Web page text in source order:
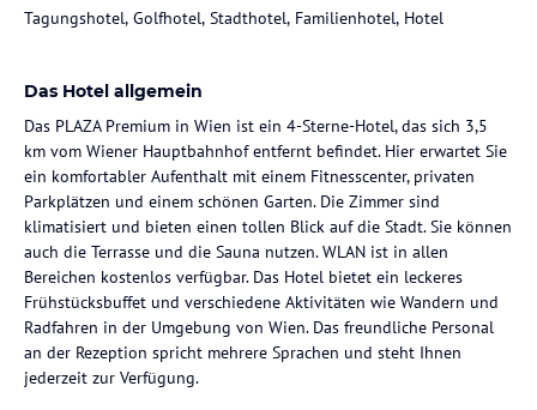
Tagungshotel, Golfhotel, Stadthotel, Familienhotel, Hotel
Das Hotel allgemein
Das PLAZA Premium in Wien ist ein 4-Sterne-Hotel, das sich 3,5
km vom Wiener Hauptbahnhof entfernt befindet. Hier erwartet Sie
ein komfortabler Aufenthalt mit einem Fitnesscenter, privaten
Parkplätzen und einem schönen Garten. Die Zimmer sind
klimatisiert und bieten einen tollen Blick auf die Stadt. Sie können
auch die Terrasse und die Sauna nutzen. WLAN ist in allen
Bereichen kostenlos verfügbar. Das Hotel bietet ein leckeres
Frühstücksbuffet und verschiedene Aktivitäten wie Wandern und
Radfahren in der Umgebung von Wien. Das freundliche Personal
an der Rezeption spricht mehrere Sprachen und steht Ihnen
jederzeit zur Verfügung.